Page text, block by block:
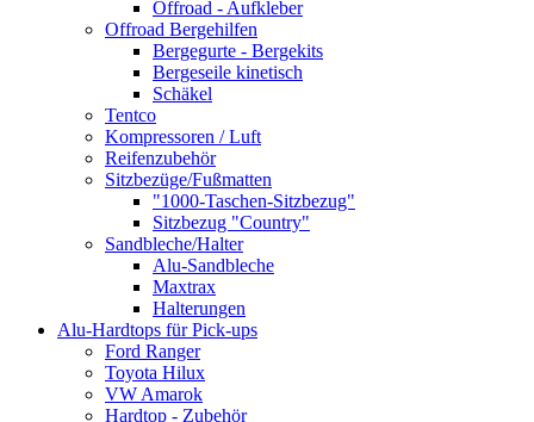
Offroad - Aufkleber
Offroad Bergehilfen
Bergegurte - Bergekits
Bergeseile kinetisch
Schäkel
Tentco
Kompressoren / Luft
Reifenzubehör
Sitzbezüge/Fußmatten
"1000-Taschen-Sitzbezug"
Sitzbezug "Country"
Sandbleche/Halter
Alu-Sandbleche
Maxtrax
Halterungen
Alu-Hardtops für Pick-ups
Ford Ranger
Toyota Hilux
VW Amarok
Hardtop - Zubehör